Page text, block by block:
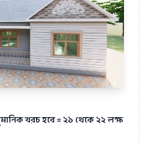
খরচ হবে = ২১ থেকে ২২ লক্ষ